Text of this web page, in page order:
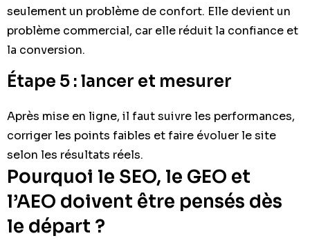
seulement un problème de confort. Elle devient un
problème commercial, car elle réduit la confiance et
la conversion.
Étape 5 : lancer et mesurer
Après mise en ligne, il faut suivre les performances,
corriger les points faibles et faire évoluer le site
selon les résultats réels.
Pourquoi le SEO, le GEO et
l’AEO doivent être pensés dès
le départ ?